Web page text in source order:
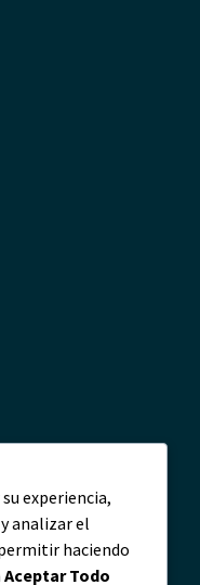
experiencia,
analizar el
haciendo
Aceptar Todo